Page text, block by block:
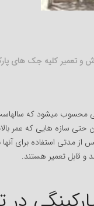
و تعمیر کلیه جک های
محسوب میشود که
حتی سازه هایی که عمر
مدتی استفاده برای
و قابل تعمیر هستند.